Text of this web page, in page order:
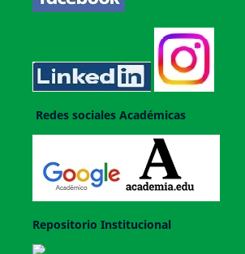
Redes sociales Académicas
Repositorio Institucional